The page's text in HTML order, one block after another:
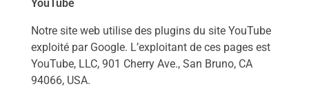
YouTube
Notre site web utilise des plugins du site YouTube
exploité par Google. L’exploitant de ces pages est
YouTube, LLC, 901 Cherry Ave., San Bruno, CA
94066, USA.